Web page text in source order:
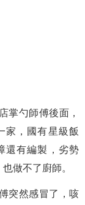
掌勺師傅後面，
家，國有星級飯
還有編製，劣勢
做不了廚師。
突然感冒了，咳